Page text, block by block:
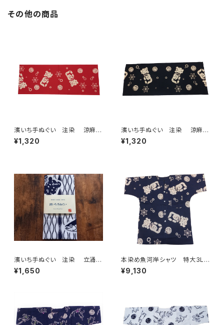
ツ 焼津 浜通り 港町
その他の商品
濱いち手ぬぐい 注染 涼麻
柄 赤色×白 朱色 茜色 伝
統染色技法 麻模様 特岡
¥1,320
濱いち手ぬぐい 注染 涼麻
柄 黒×オフホワイト 伝統染
色技法 麻模様 特岡 綿10
¥1,320
濱いち手ぬぐい 注染 立涌カ
ツヲ 鰹 特岡 綿100％ 浴
衣生地 本染め 日本てぬぐ
¥1,650
本染め魚河岸シャツ 特大3Lサ
イズ 認定証付き 木綿晒 涼
麻柄 紺×白 日本製 注染そ
¥9,130